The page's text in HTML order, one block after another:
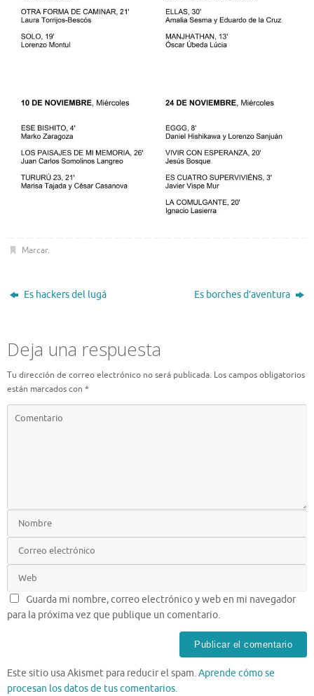
Marcar.
Es hackers del lugá Es borches d’aventura
Deja una respuesta
Tu dirección de correo electrónico no será publicada. Los campos obligatorios
están marcados con *
Guarda mi nombre, correo electrónico y web en mi navegador
para la próxima vez que publique un comentario.
Este sitio usa Akismet para reducir el spam.Aprende cómo se
procesan los datos de tus comentarios.